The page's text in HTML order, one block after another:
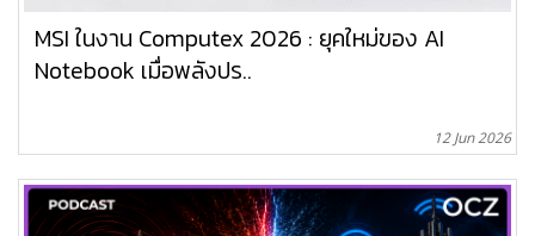
MSI ในงาน Computex 2026 : ยุคใหม่ของ AI
Notebook เมื่อพลังปร..
12 Jun 2026